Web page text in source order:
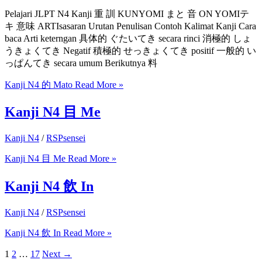
Pelajari JLPT N4 Kanji 重 訓 KUNYOMI まと 音 ON YOMIテ
キ 意味 ARTIsasaran Urutan Penulisan Contoh Kalimat Kanji Cara
baca Arti keterngan 具体的 ぐたいてき secara rinci 消極的 しょ
うきょくてき Negatif 積極的 せっきょくてき positif 一般的 い
っぱんてき secara umum Berikutnya 料
Kanji N4 的 Mato Read More »
Kanji N4 目 Me
Kanji N4 /RSPsensei
Kanji N4 目 Me Read More »
Kanji N4 飲 In
Kanji N4 /RSPsensei
Kanji N4 飲 In Read More »
1 2 … 17 Next →